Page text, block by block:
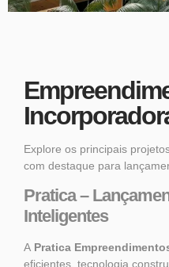
Explore os principais
com destaque para
Pratica –
Inteligentes
A Pratica
eficientes, tecnologia